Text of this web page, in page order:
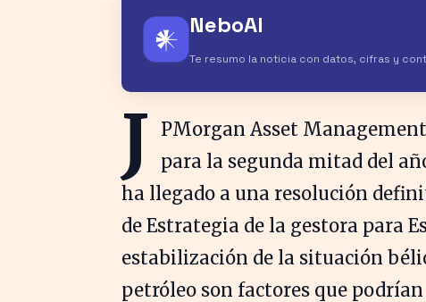
𒀭 NeboAI
Te resumo la noticia con datos, cifras y
J
PMorgan Asset
para la segunda mitad del
ha llegado a una resolución
de Estrategia de la gestora para
estabilización de la situación
petróleo son factores que